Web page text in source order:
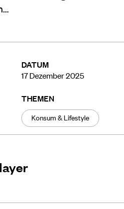
DATUM
17 Dezember 2025
THEMEN
Konsum & Lifestyle